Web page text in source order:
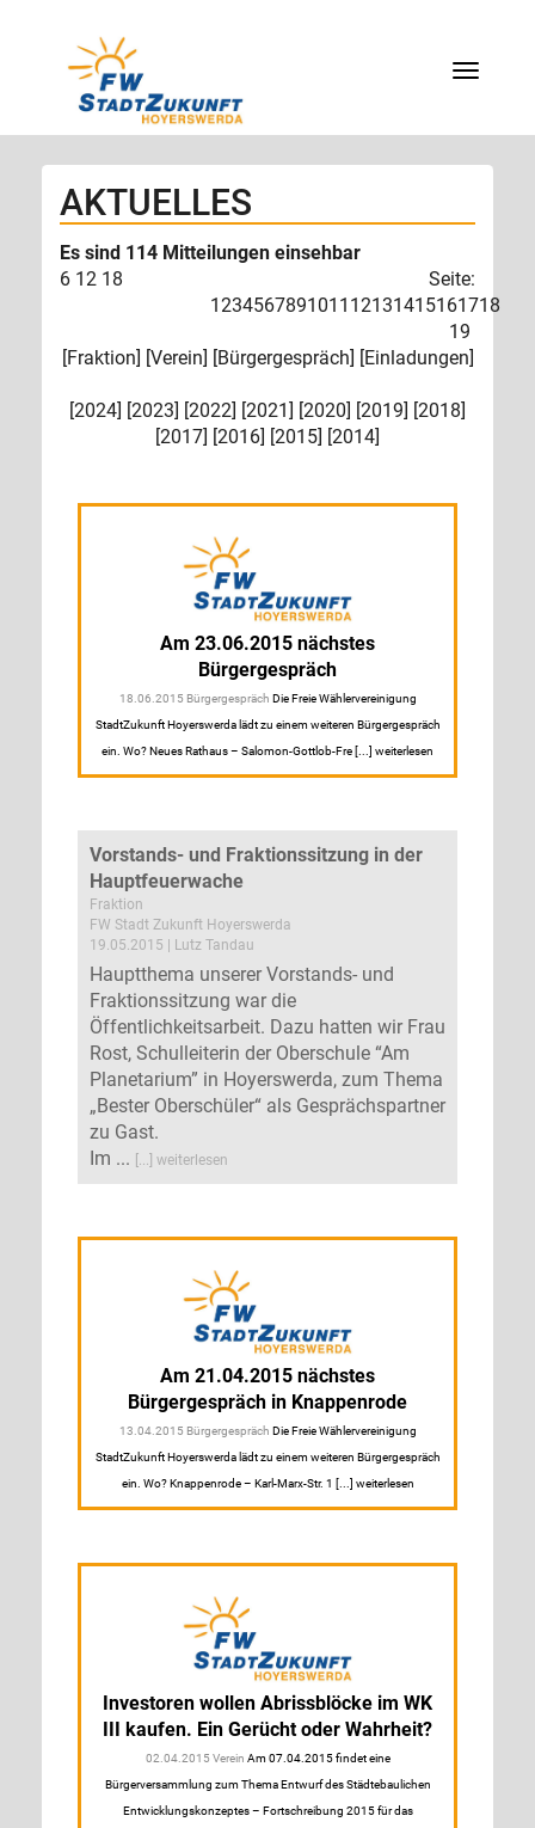
Menü
AKTUELLES
Es sind 114 Mitteilungen einsehbar
6 12 18
Seite:
1234567891011 12131415161718
19
[Fraktion] [Verein] [Bürgergespräch] [Einladungen]
[2024] [2023] [2022] [2021] [2020] [2019] [2018]
[2017] [2016] [2015] [2014]
Am 23.06.2015 nächstes
Bürgergespräch
18.06.2015 Bürgergespräch Die Freie Wählervereinigung
StadtZukunft Hoyerswerda lädt zu einem weiteren Bürgergespräch
ein. Wo? Neues Rathaus – Salomon-Gottlob-Fre [...] weiterlesen
Vorstands- und Fraktionssitzung in der
Hauptfeuerwache
Fraktion
FW Stadt Zukunft Hoyerswerda
19.05.2015 | Lutz Tandau
Hauptthema unserer Vorstands- und
Fraktionssitzung war die
Öffentlichkeitsarbeit. Dazu hatten wir Frau
Rost, Schulleiterin der Oberschule “Am
Planetarium” in Hoyerswerda, zum Thema
„Bester Oberschüler“ als Gesprächspartner
zu Gast.
Im ... [...] weiterlesen
Am 21.04.2015 nächstes
Bürgergespräch in Knappenrode
13.04.2015 Bürgergespräch Die Freie Wählervereinigung
StadtZukunft Hoyerswerda lädt zu einem weiteren Bürgergespräch
ein. Wo? Knappenrode – Karl-Marx-Str. 1 [...] weiterlesen
Investoren wollen Abrissblöcke im WK
III kaufen. Ein Gerücht oder Wahrheit?
02.04.2015 Verein Am 07.04.2015 findet eine
Bürgerversammlung zum Thema Entwurf des Städtebaulichen
Entwicklungskonzeptes – Fortschreibung 2015 für das